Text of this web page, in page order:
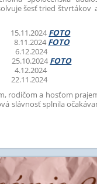
šesť tried štvrtákov
15.11.2024 FOTO
8.11.2024 FOTO
6.12.2024
25.10.2024 FOTO
4.12.2024
rodičom a hosťom
slávnosť splnila